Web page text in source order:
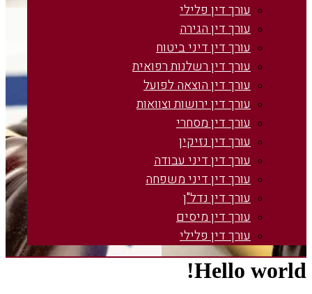
עורך דין פלילי
עורך דין הגירה
עורך דין דיני ביטוח
עורך דין רשלנות רפואית
עורך דין הוצאה לפועל
עורך דין ירושות וצוואות
עורך דין מסחרי
עורך דין נזיקין
עורך דין דיני עבודה
עורך דין דיני משפחה
עורך דין נדל"ן
עורך דין מיסים
עורך דין פלילי
Hello